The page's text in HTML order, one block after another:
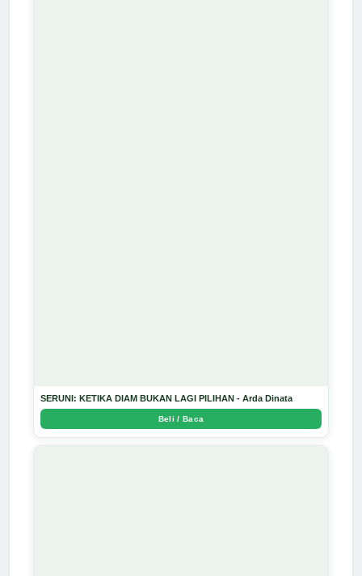
SERUNI: KETIKA DIAM BUKAN LAGI PILIHAN - Arda Dinata
Beli / Baca